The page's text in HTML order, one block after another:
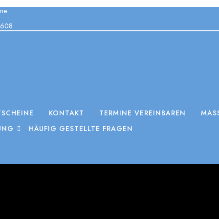
KONTAKT TERMINE VEREINBAREN
HÄUFIG GESTELLTE FRAGEN